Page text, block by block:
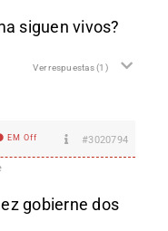
siguen vivos?
Ver respuestas(1)
EM Off #3020794
gobierne dos